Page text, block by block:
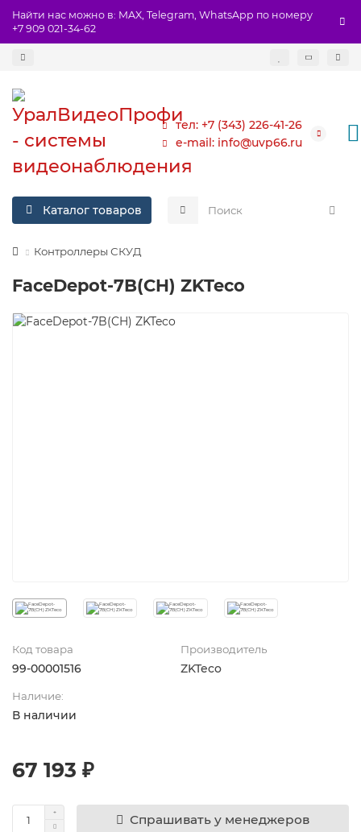
Найти нас можно в: MAX, Telegram, WhatsApp по номеру
+7 909 021-34-62
тел: +7 (343) 226-41-26
e-mail: info@uvp66.ru
Каталог товаров
Контроллеры СКУД
FaceDepot-7B(CH) ZKTeco
Код товара
99-00001516
Производитель
ZKTeco
Наличие:
В наличии
67 193 ₽
Спрашивать у менеджеров